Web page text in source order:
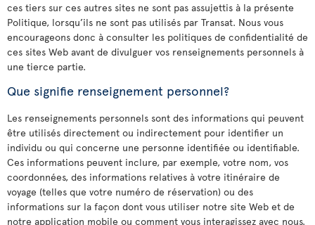
ces tiers sur ces autres sites ne sont pas assujettis à la présente
Politique, lorsqu’ils ne sont pas utilisés par Transat. Nous vous
encourageons donc à consulter les politiques de confidentialité de
ces sites Web avant de divulguer vos renseignements personnels à
une tierce partie.
Que signifie renseignement personnel?
Les renseignements personnels sont des informations qui peuvent
être utilisés directement ou indirectement pour identifier un
individu ou qui concerne une personne identifiée ou identifiable.
Ces informations peuvent inclure, par exemple, votre nom, vos
coordonnées, des informations relatives à votre itinéraire de
voyage (telles que votre numéro de réservation) ou des
informations sur la façon dont vous utiliser notre site Web et de
notre application mobile ou comment vous interagissez avec nous.